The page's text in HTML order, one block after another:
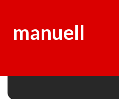
manuell